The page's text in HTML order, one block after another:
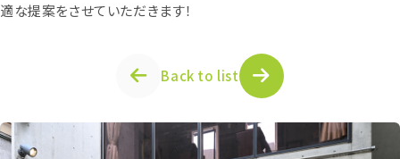
適な提案をさせていただきます！
Back to list